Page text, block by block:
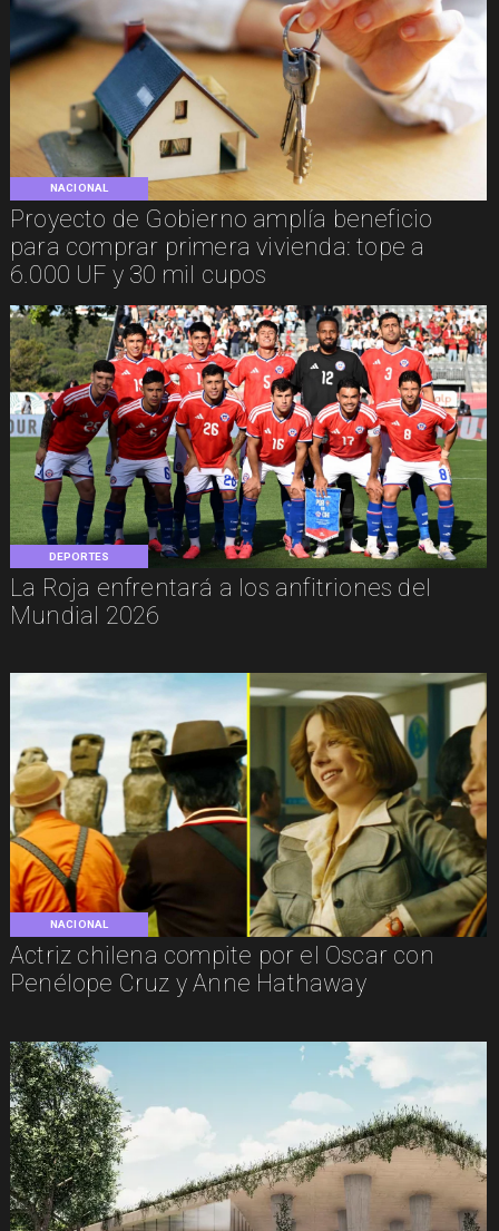
NACIONAL
Proyecto de Gobierno amplía beneficio
para comprar primera vivienda: tope a
6.000 UF y 30 mil cupos
DEPORTES
La Roja enfrentará a los anfitriones del
Mundial 2026
NACIONAL
Actriz chilena compite por el Oscar con
Penélope Cruz y Anne Hathaway